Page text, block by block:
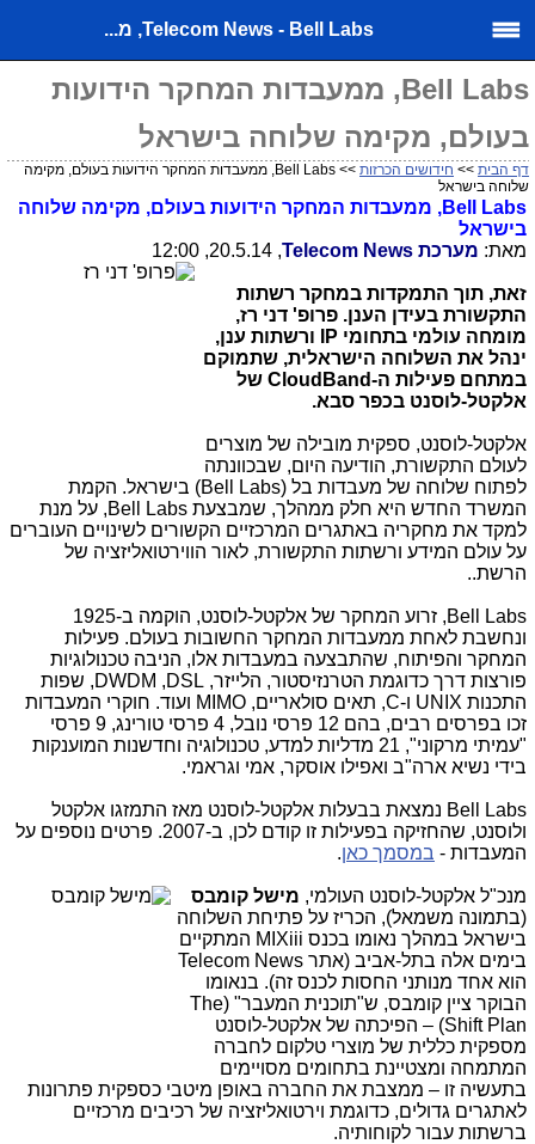
Telecom News - Bell Labs, מ...
Bell Labs, ממעבדות המחקר הידועות
בעולם, מקימה שלוחה בישראל
דף הבית >> חידושים הכרזות
>> Bell Labs, ממעבדות המחקר הידועות בעולם, מקימה
שלוחה בישראל
Bell Labs, ממעבדות המחקר הידועות בעולם, מקימה שלוחה
בישראל
מאת: מערכת Telecom News
, 20.5.14, 12:00
זאת, תוך התמקדות במחקר רשתות
התקשורת בעידן הענן. פרופ' דני רז,
מומחה עולמי בתחומי IP
ורשתות ענן,
ינהל את השלוחה הישראלית, שתמוקם
במתחם פעילות ה-CloudBand של
אלקטל-לוסנט בכפר סבא.
אלקטל-לוסנט, ספקית מובילה של מוצרים
לעולם התקשורת, הודיעה היום, שבכוונתה
לפתוח שלוחה של מעבדות בל (Bell Labs) בישראל. הקמת
המשרד החדש היא חלק ממהלך, שמבצעת Bell Labs, על מנת
למקד את מחקריה באתגרים המרכזיים הקשורים לשינויים העוברים
על עולם המידע ורשתות התקשורת, לאור הווירטואליזציה של
הרשת..
Bell Labs
, זרוע המחקר של אלקטל-לוסנט, הוקמה ב-1925
ונחשבת לאחת ממעבדות המחקר החשובות בעולם. פעילות
המחקר והפיתוח, שהתבצעה במעבדות אלו, הניבה טכנולוגיות
פורצות דרך כדוגמת הטרנזיסטור, הלייזר, DSL
,
DWDM, שפות
התכנות UNIX ו-C, תאים סולאריים, MIMO ועוד. חוקרי המעבדות
זכו בפרסים רבים, בהם 12 פרסי נובל, 4 פרסי טורינג, 9 פרסי
"עמיתי מרקוני", 21 מדליות למדע, טכנולוגיה וחדשנות המוענקות
בידי נשיא ארה"ב ואפילו אוסקר, אמי וגראמי.
Bell Labs נמצאת בבעלות אלקטל-לוסנט מאז התמזגו אלקטל
ולוסנט, שהחזיקה בפעילות זו קודם לכן, ב-2007. פרטים נוספים על
המעבדות - במסמך כאן.
מנכ"ל אלקטל-לוסנט העולמי, מישל קומבס
(בתמונה משמאל), הכריז על פתיחת השלוחה
בישראל במהלך נאומו בכנס MIXiii המתקיים
בימים אלה בתל-אביב (אתר Telecom News
הוא אחד מנותני החסות לכנס זה). בנאומו
הבוקר ציין קומבס, ש"תוכנית המעבר" (The
Shift Plan) – הפיכתה של אלקטל-לוסנט
מספקית כללית של מוצרי טלקום לחברה
המתמחה ומצטיינת בתחומים מסויימים
בתעשיה זו – ממצבת את החברה באופן מיטבי כספקית פתרונות
לאתגרים גדולים, כדוגמת וירטואליזציה של רכיבים מרכזיים
ברשתות עבור לקוחותיה.